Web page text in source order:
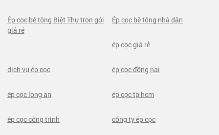
Ép cọc bê tông Biệt Thự trọn gói
giá rẻ
Ép cọc bê tông nhà dân
ép cọc giá rẻ
dịch vụ ép cọc ép cọc đồng nai
ép cọc long an ép cọc tp hcm
ép cọc công trình công ty ép cọc